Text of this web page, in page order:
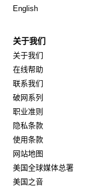
English
关于我们
关于我们
在线帮助
联系我们
破网系列
职业准则
隐私条款
使用条款
网站地图
美国全球媒体总署
美国之音